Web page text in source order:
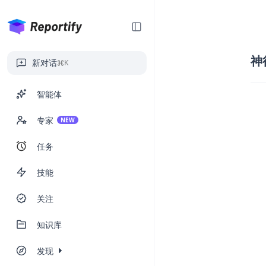
新对话 K
智能体
专家 NEW
任务
技能
关注
知识库
发现
神